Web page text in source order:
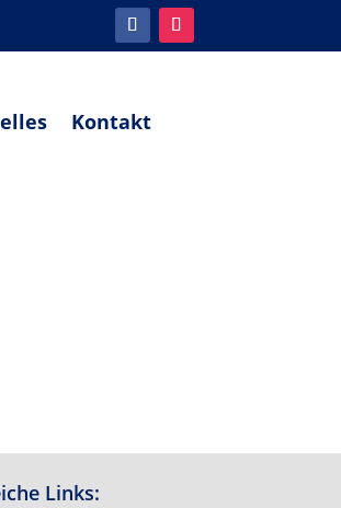
Kontakt
Links: